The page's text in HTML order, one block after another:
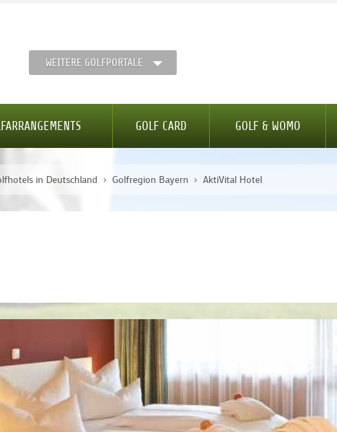
WEITERE GOLFPORTALE
GOLF CARD GOLF & WOMO
in Deutschland Golfregion Bayern AktiVital Hotel